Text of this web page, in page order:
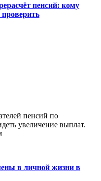
пенсий: кому
пенсий по
увеличение выплат.
в личной жизни в